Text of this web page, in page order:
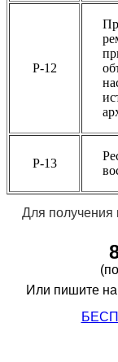
Р-12
Р-13
Для получения
Или пишите